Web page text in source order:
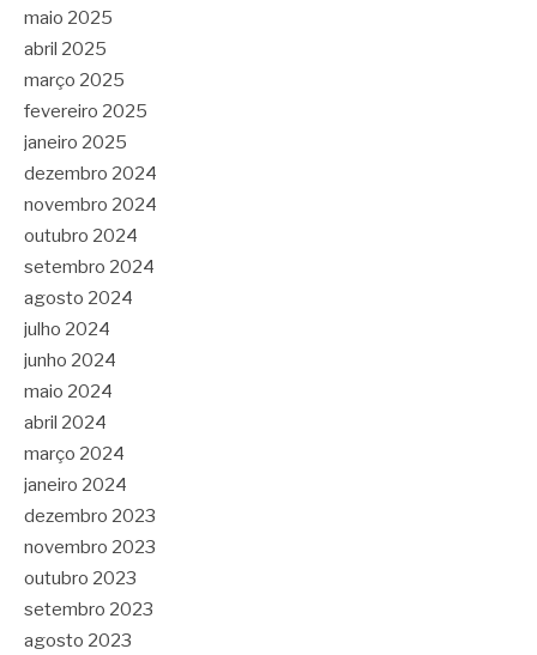
maio 2025
abril 2025
março 2025
fevereiro 2025
janeiro 2025
dezembro 2024
novembro 2024
outubro 2024
setembro 2024
agosto 2024
julho 2024
junho 2024
maio 2024
abril 2024
março 2024
janeiro 2024
dezembro 2023
novembro 2023
outubro 2023
setembro 2023
agosto 2023